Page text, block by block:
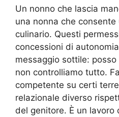
Un nonno che lascia
una nonna che
culinario. Questi
concessioni di
messaggio sottile:
non controlliamo tutto.
competente su certi
relazionale diverso
del genitore. È un